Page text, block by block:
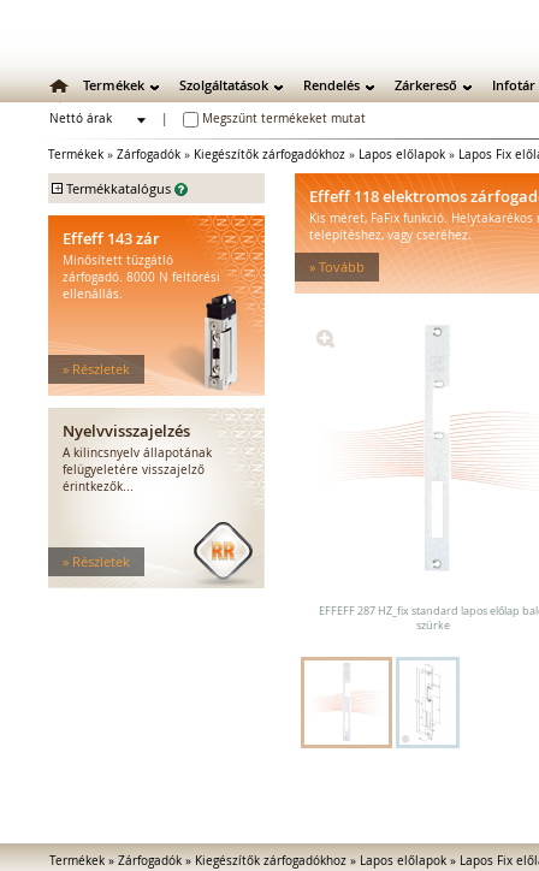
Termékek Szolgáltatások Rendelés Zárkereső Infotár
Nettó árak
Megszűnt termékeket mutat
Termékek » Zárfogadók » Kiegészítők zárfogadókhoz » Lapos előlapok » Lapos Fix
+ Termékkatalógus
Mechanikus bevéső zárak
Zárbetétek
Lakatok
Zárpajzsok
Mechanikus kiegészítők
Elektromos zárak
Elektromos bevéső zárak
Zárfogadók
Standard zárfogadók
Vízálló zárfogadók
Tűzgátló zárfogadók
Nagy biztonságú zárfogadók
Zárfogadók üvegajtókhoz
Effeff 143 zár
Minősített tűzgátló
zárfogadó. 8000 N feltörési
ellenállás.
» Részletek
Nyelvvisszajelzés
A kilincsnyelv állapotának
felügyeletére visszajelző
érintkezők...
» Részletek
Effeff 118 elektromos
Kis méret, FaFix funkció. Helytakarékos
telepítéshez, vagy cseréhez.
» Tovább
EFFEFF 287 HZ_fix standard lapos előlap
szürke
Termékek» Zárfogadók» Kiegészítők zárfogadókhoz» Lapos előlapok» Lapos Fix